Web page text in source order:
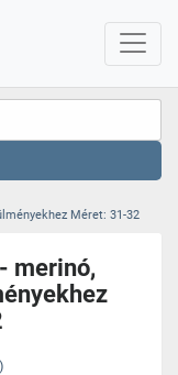
Méret: 31-32
merinó,